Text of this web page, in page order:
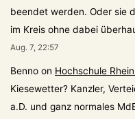
beendet werden. Oder sie
im Kreis ohne dabei
Aug. 7, 22:57
Benno on Hochschule
Kiesewetter? Kanzler,
a.D. und ganz normales